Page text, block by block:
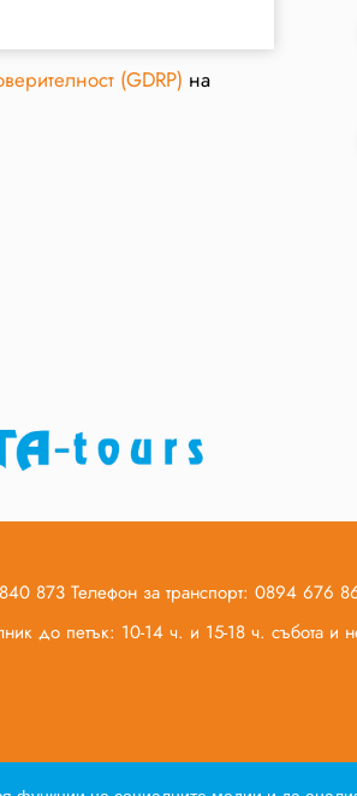
(GDRP) на
873 Телефон за транспорт: 0894 676
до петък: 10-14 ч. и 15-18 ч. събота и
Общи условия по договор за